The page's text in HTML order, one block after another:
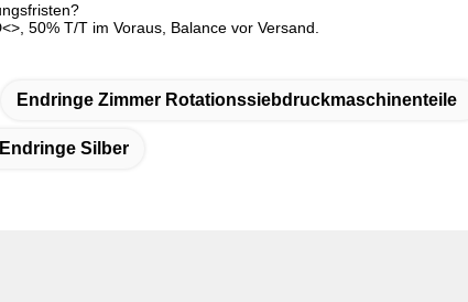
50% T/T im Voraus, Balance vor Versand.
Endringe Zimmer Rotationssiebdruckmaschinenteile
Silber